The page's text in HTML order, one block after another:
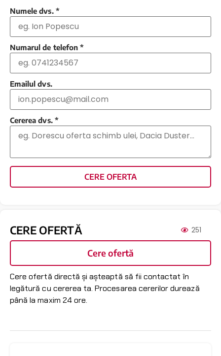
Numele dvs. *
Numarul de telefon *
Emailul dvs.
Cererea dvs. *
CERE OFERTA
CERE OFERTĂ 251
Cere ofertă
Cere ofertă directă și așteaptă să fii contactat în
legătură cu cererea ta. Procesarea cererilor durează
până la maxim 24 ore.